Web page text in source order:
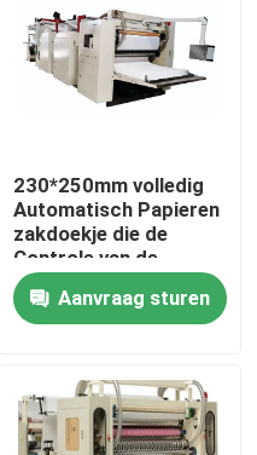
230*250mm volledig
Automatisch Papieren
zakdoekje die de
Controle van de
Machineomschakelaar
makenAanvraag sturen